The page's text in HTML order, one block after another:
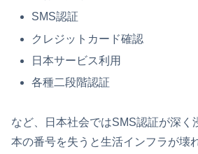
SMS認証
クレジットカード確認
日本サービス利用
各種二段階認証
など、日本社会ではSMS認証が深く
本の番号を失うと生活インフラが壊